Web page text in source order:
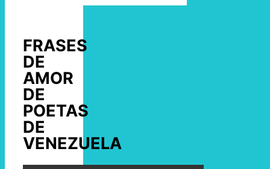
FRASES
DE
AMOR
DE
POETAS
DE
VENEZUELA